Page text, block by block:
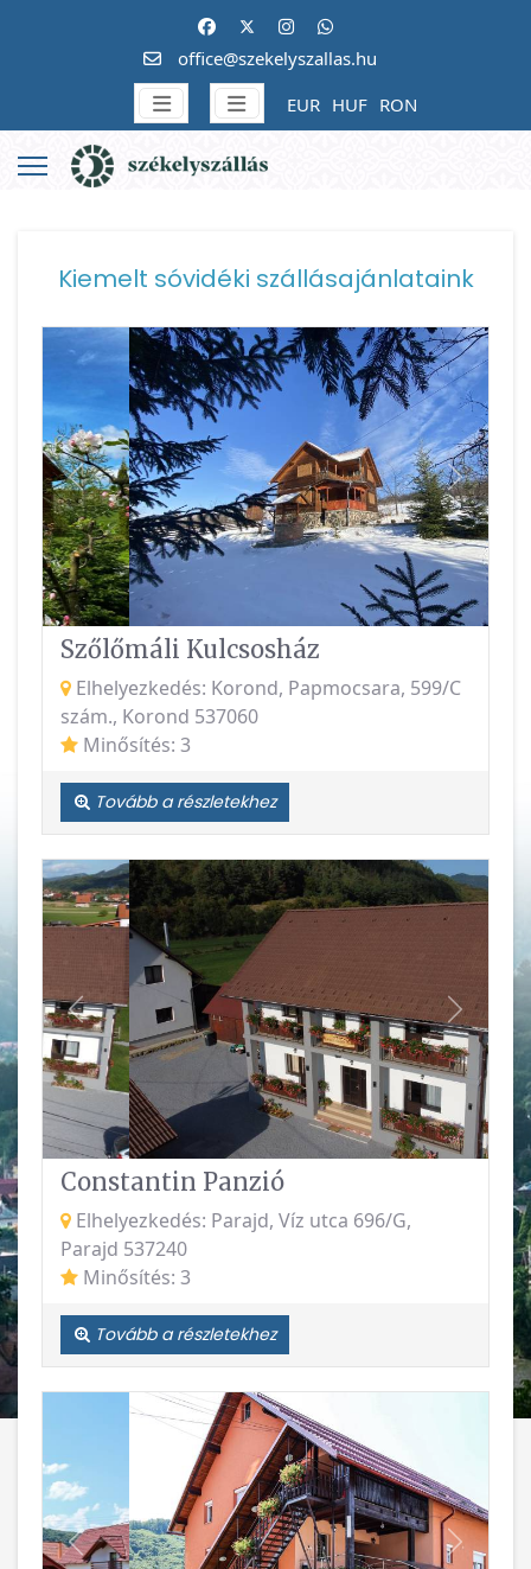
office@szekelyszallas.hu
EUR HUF RON
Kiemelt sóvidéki szállásajánlataink
Vissza
Szőlőmáli Kulcsosház
Elhelyezkedés: Korond, Papmocsara, 599/C
szám., Korond 537060
Minősítés: 3
Tovább a részletekhez
Vissza
Constantin Panzió
Elhelyezkedés: Parajd, Víz utca 696/G,
Parajd 537240
Minősítés: 3
Tovább a részletekhez
Vissza